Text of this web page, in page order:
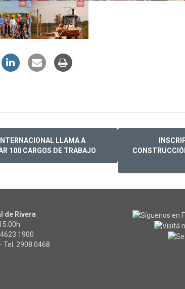
LLAMA A
100 CARGOS DE TRABAJO
de Rivera
4623 1900
Tel. 2908 0468